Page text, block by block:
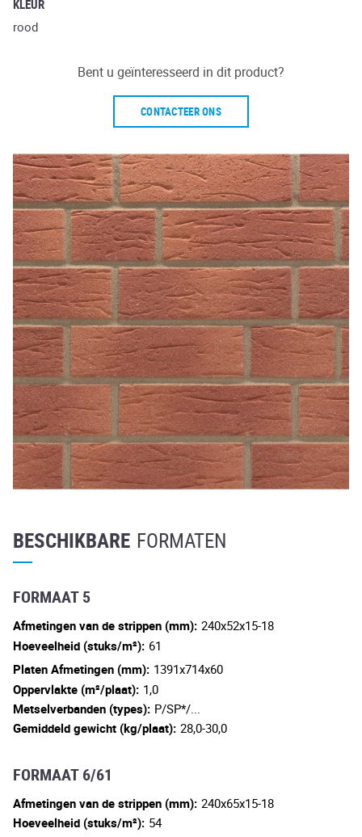
KLEUR
rood
Bent u geïnteresseerd in dit product?
CONTACTEER ONS
BESCHIKBARE FORMATEN
FORMAAT 5
Afmetingen van de strippen (mm): 240x52x15-18
Hoeveelheid (stuks/m²): 61
Platen Afmetingen (mm): 1391x714x60
Oppervlakte (m²/plaat): 1,0
Metselverbanden (types): P/SP*/...
Gemiddeld gewicht (kg/plaat): 28,0-30,0
FORMAAT 6/61
Afmetingen van de strippen (mm): 240x65x15-18
Hoeveelheid (stuks/m²): 54